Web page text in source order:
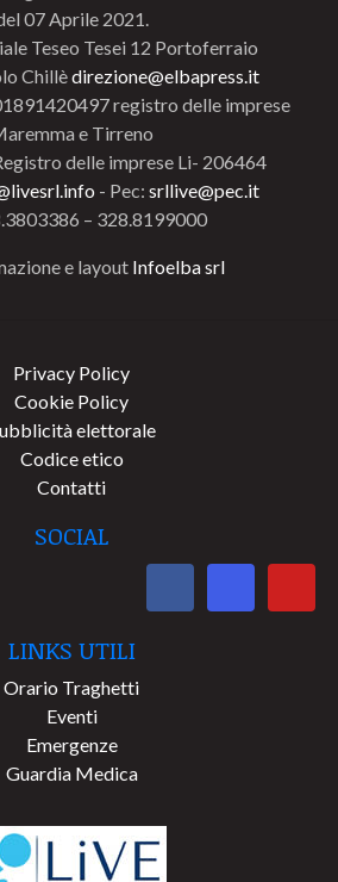
07 Aprile 2021.
Teseo Tesei 12 Portoferraio
Chillèdirezione@elbapress.it
registro delle imprese
e Tirreno
delle imprese Li- 206464
- Pec: srllive@pec.it
– 328.8199000
e layout Infoelba srl
Privacy Policy
Cookie Policy
elettorale
Codice etico
Contatti
SOCIAL
LINKS UTILI
Orario Traghetti
Eventi
Emergenze
Guardia Medica